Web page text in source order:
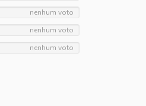
nenhum voto
nenhum voto
nenhum voto